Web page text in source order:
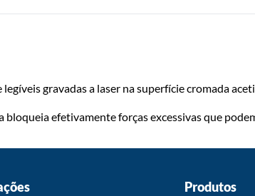
legíveis gravadas a laser na superfície cromada
efetivamente forças excessivas que
Produtos